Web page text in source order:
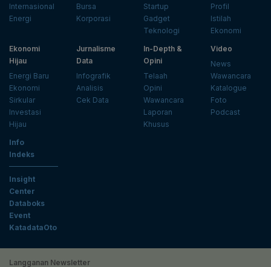
Internasional
Energi
Bursa
Korporasi
Startup
Gadget
Teknologi
Profil
Istilah
Ekonomi
Ekonomi
Hijau
Energi Baru
Ekonomi
Sirkular
Investasi
Hijau
Jurnalisme
Data
Infografik
Analisis
Cek Data
In-Depth &
Opini
Telaah
Opini
Wawancara
Laporan
Khusus
Video
News
Wawancara
Katalogue
Foto
Podcast
Info
Indeks
Insight
Center
Databoks
Event
KatadataOto
Langganan Newsletter